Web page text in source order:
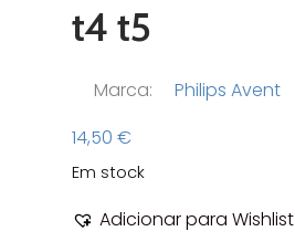
t4 t5
Marca:
Philips Avent
14,50 €
Em stock
Adicionar para Wishlist